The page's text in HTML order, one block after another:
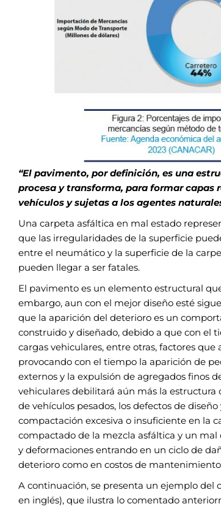
“El pavimento, por definición, es una
procesa y transforma, para formar capas
vehículos y sujetas a los agentes
Una carpeta asfáltica en mal estado
que las irregularidades de la superficie
entre el neumático y la superficie de la
pueden llegar a ser fatales.
El pavimento es un elemento estructural
embargo, aun con el mejor diseño esté
que la aparición del deterioro es un
construido y diseñado, debido a que con el
cargas vehiculares, entre otras, factores
provocando con el tiempo la aparición de
externos y la expulsión de agregados finos
vehiculares debilitará aún más la estructura
de vehículos pesados, los defectos de
compactación excesiva o insuficiente en la
compactado de la mezcla asfáltica y un
y deformaciones entrando en un ciclo de
deterioro como en costos de
A continuación, se presenta un ejemplo
en inglés), que ilustra lo comentado